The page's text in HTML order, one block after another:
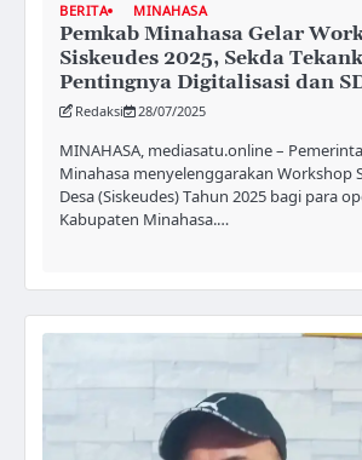
BERITA MINAHASA
Pemkab Minahasa Gelar
Siskeudes 2025, Sekda
Pentingnya Digitalisasi dan
Redaksi 28/07/2025
MINAHASA, mediasatu.online –
Minahasa menyelenggarakan Workshop
Desa (Siskeudes) Tahun 2025 bagi para
Kabupaten Minahasa.…